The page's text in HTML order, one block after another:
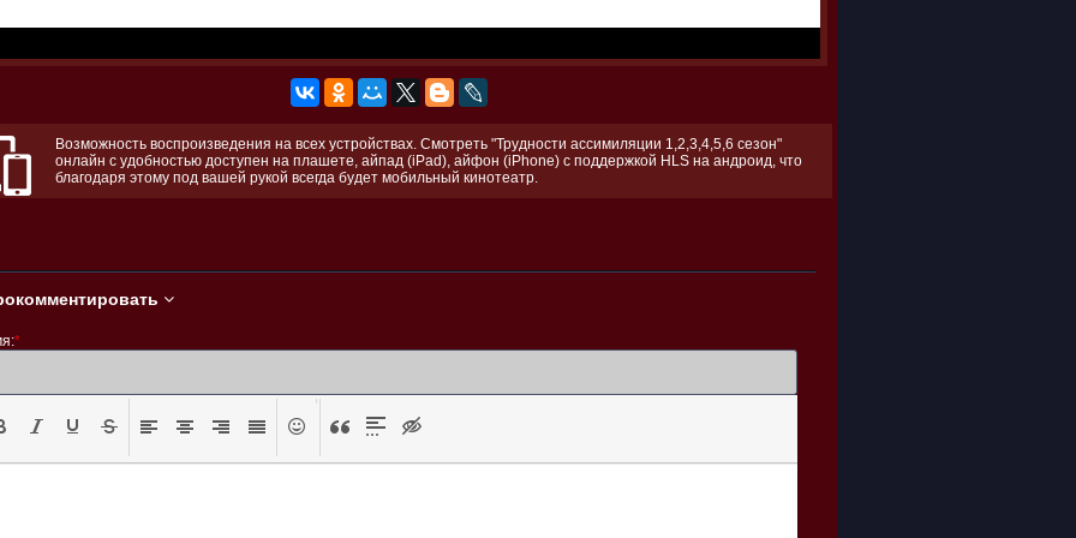
Возможность воспроизведения на всех устройствах. Смотреть "Трудности ассимиляции 1,2,3,4,5,6 сезон"
онлайн с удобностью доступен на плашете, айпад (iPad), айфон (iPhone) с поддержкой HLS на андроид, что
благодаря этому под вашей рукой всегда будет мобильный кинотеатр.
*